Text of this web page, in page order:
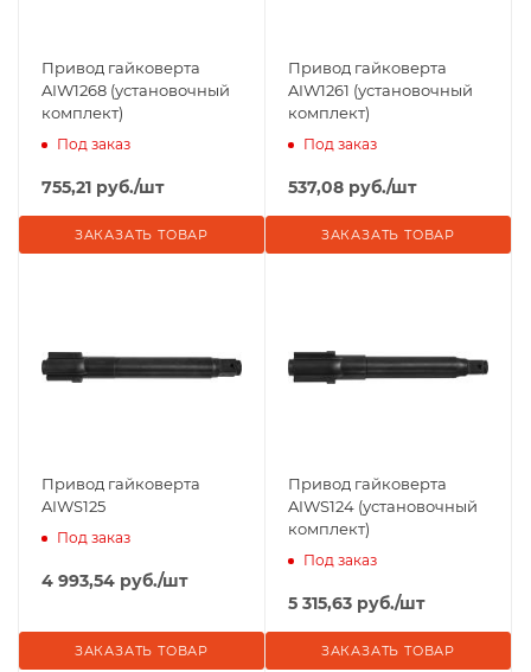
Привод гайковерта
AIW1268 (установочный
комплект)
Под заказ
755,21 руб./шт
ЗАКАЗАТЬ ТОВАР
Привод гайковерта
AIW1261 (установочный
комплект)
Под заказ
537,08 руб./шт
ЗАКАЗАТЬ ТОВАР
Привод гайковерта
AIWS125
Под заказ
4 993,54 руб./шт
ЗАКАЗАТЬ ТОВАР
Привод гайковерта
AIWS124 (установочный
комплект)
Под заказ
5 315,63 руб./шт
ЗАКАЗАТЬ ТОВАР